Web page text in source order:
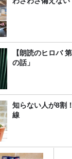
【朗読のヒロバ
の話」
知らない人が8割
線